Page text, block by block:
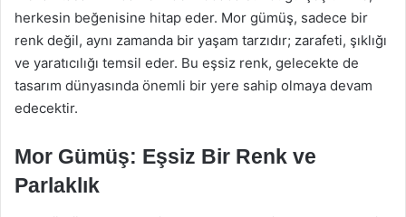
herkesin beğenisine hitap eder. Mor gümüş, sadece bir
renk değil, aynı zamanda bir yaşam tarzıdır; zarafeti, şıklığı
ve yaratıcılığı temsil eder. Bu eşsiz renk, gelecekte de
tasarım dünyasında önemli bir yere sahip olmaya devam
edecektir.
Mor Gümüş: Eşsiz Bir Renk ve
Parlaklık